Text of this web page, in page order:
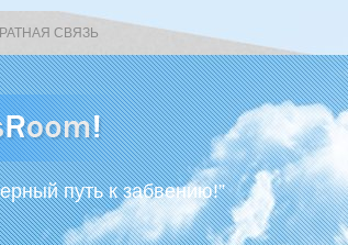
СВЯЗЬ
путь к забвению!”